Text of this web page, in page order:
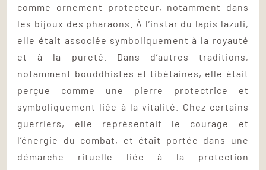
comme ornement protecteur, notamment dans
les bijoux des pharaons. À l’instar du lapis lazuli,
elle était associée symboliquement à la royauté
et à la pureté. Dans d’autres traditions,
notamment bouddhistes et tibétaines, elle était
perçue comme une pierre protectrice et
symboliquement liée à la vitalité. Chez certains
guerriers, elle représentait le courage et
l’énergie du combat, et était portée dans une
démarche rituelle liée à la protection